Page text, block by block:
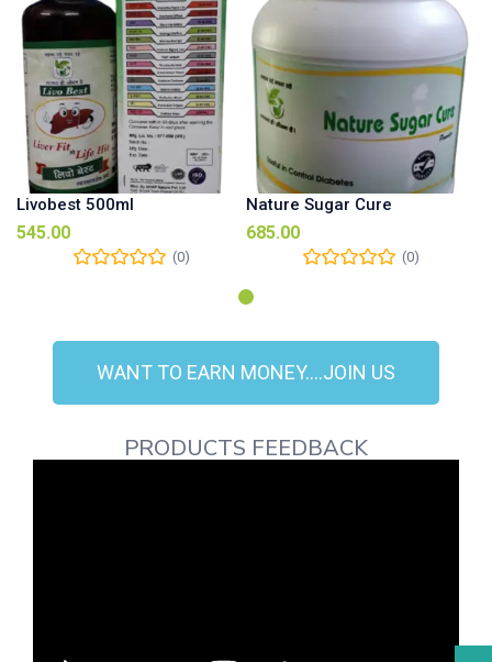
Livobest 500ml
545.00
(0)
Nature Sugar Cure
685.00
(0)
WANT TO EARN MONEY....JOIN US
PRODUCTS FEEDBACK